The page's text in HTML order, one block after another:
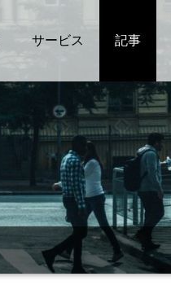
サービス 記事